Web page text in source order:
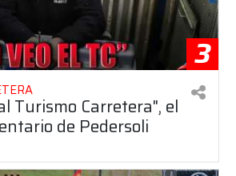
3
Turismo Carretera", el
de Pedersoli